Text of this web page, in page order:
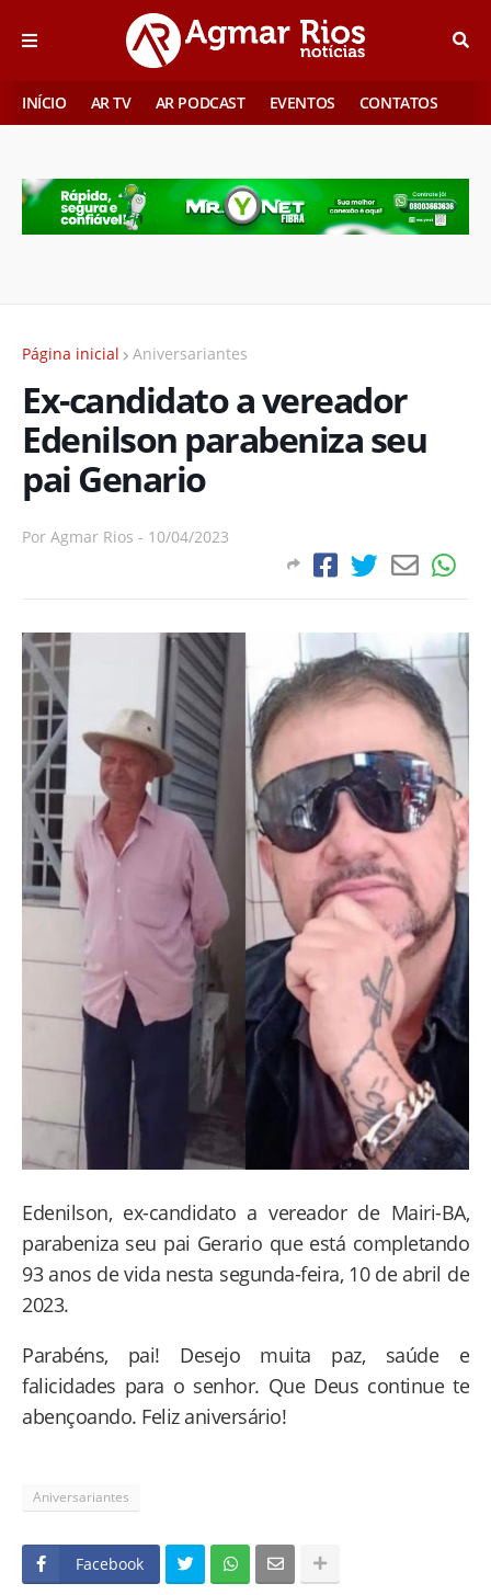
INÍCIO AR TV AR PODCAST EVENTOS CONTATOS
Página inicial Aniversariantes
Ex-candidato a vereador
Edenilson parabeniza seu
pai Genario
Por Agmar Rios - 10/04/2023
Edenilson, ex-candidato a vereador de Mairi-BA,
parabeniza seu pai Gerario que está completando
93 anos de vida nesta segunda-feira, 10 de abril de
2023.
Parabéns, pai! Desejo muita paz, saúde e
falicidades para o senhor. Que Deus continue te
abençoando. Feliz aniversário!
Aniversariantes
Facebook